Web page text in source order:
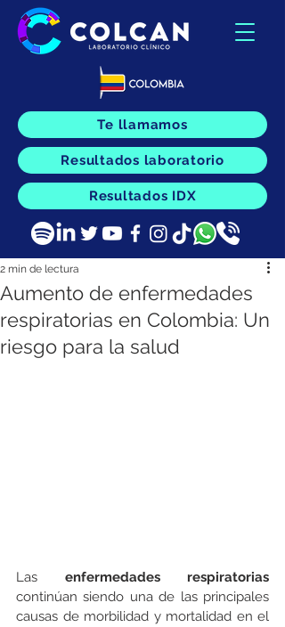
Te llamamos
Resultados laboratorio
Resultados IDX
Aumento de enfermedades
respiratorias en Colombia: Un
riesgo para la salud
2 min de lectura
Las enfermedades respiratorias
continúan siendo una de las principales
causas de morbilidad y mortalidad en el